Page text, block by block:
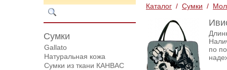
Сумки
Gallato
Натуральная кожа
Сумки из ткани КАНВАС
Каталог / Сумки /
по